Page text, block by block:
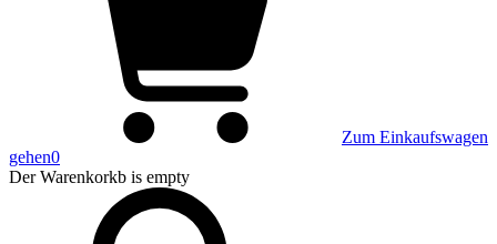
Zum Einkaufswagen
gehen0
Der Warenkorkb is empty